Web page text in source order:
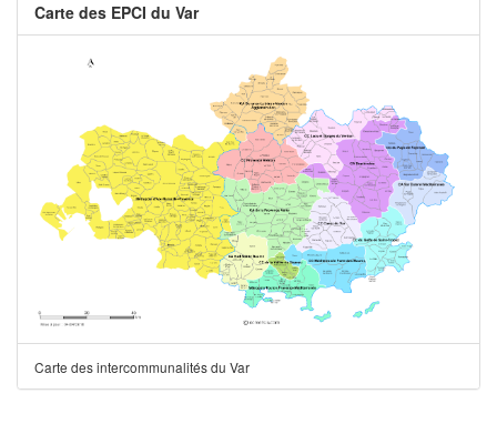
Carte des EPCI du Var
Carte des intercommunalités du Var